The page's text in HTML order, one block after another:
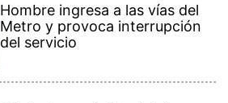
Hombre ingresa a las vías del
Metro y provoca interrupción
del servicio